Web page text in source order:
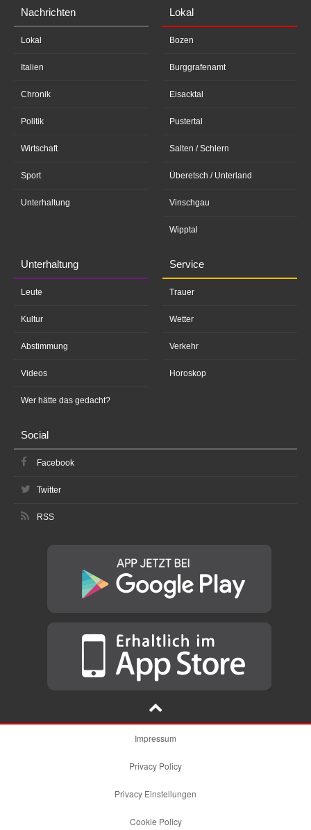
Nachrichten
Lokal
Italien
Chronik
Politik
Wirtschaft
Sport
Unterhaltung
Lokal
Bozen
Burggrafenamt
Eisacktal
Pustertal
Salten / Schlern
Überetsch / Unterland
Vinschgau
Wipptal
Unterhaltung
Leute
Kultur
Abstimmung
Videos
Wer hätte das gedacht?
Service
Trauer
Wetter
Verkehr
Horoskop
Social
Facebook
Twitter
RSS
Impressum
Privacy Policy
Privacy Einstellungen
Cookie Policy